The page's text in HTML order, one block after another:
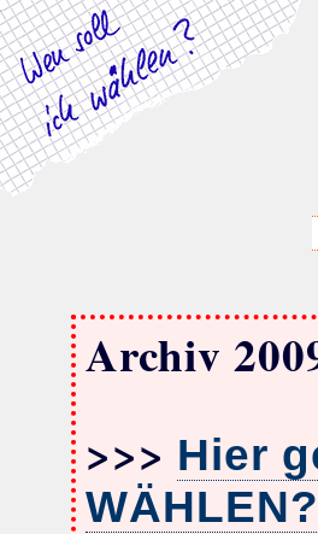
Archiv
>>> Hier
WÄHLEN?